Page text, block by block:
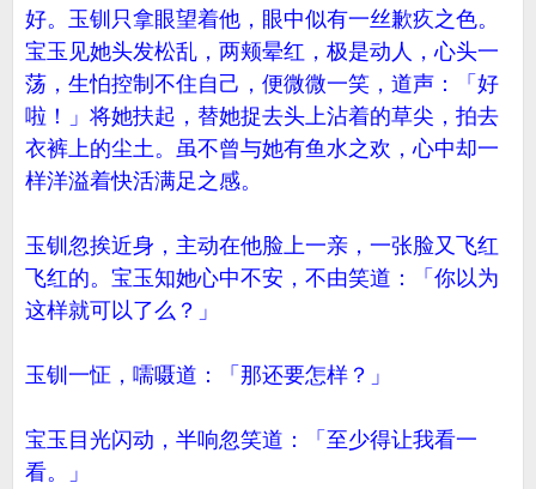
好。玉钏只拿眼望着他，眼中似有一丝歉疚之色。
宝玉见她头发松乱，两颊晕红，极是动人，心头一
荡，生怕控制不住自己，便微微一笑，道声：「好
啦！」将她扶起，替她捉去头上沾着的草尖，拍去
衣裤上的尘土。虽不曾与她有鱼水之欢，心中却一
样洋溢着快活满足之感。
玉钏忽挨近身，主动在他脸上一亲，一张脸又飞红
飞红的。宝玉知她心中不安，不由笑道：「你以为
这样就可以了么？」
玉钏一怔，嚅嗫道：「那还要怎样？」
宝玉目光闪动，半响忽笑道：「至少得让我看一
看。」